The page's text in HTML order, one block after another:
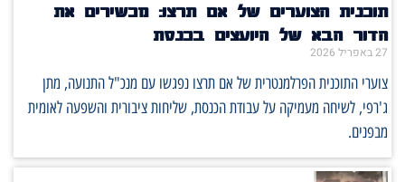
תוכנית הצוערים של אם תרצו: מכשירים את
הדור הבא של היועצים בכנסת
27 באפריל 2026
צוערי התוכנית הפרלמנטרית של אם תרצו נפגשו עם מנכ"ל התנועה, מתן
ג'רפי, לשיחה מעמיקה על עבודת הכנסת, שליחות ציבורית והשפעה לאומית
מבפנים.